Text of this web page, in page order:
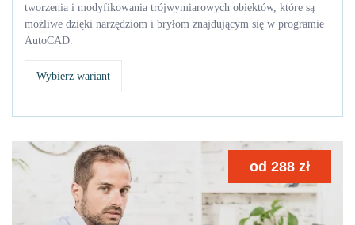
tworzenia i modyfikowania trójwymiarowych obiektów, które są
możliwe dzięki narzędziom i bryłom znajdującym się w programie
AutoCAD.
Wybierz wariant
od 288 zł